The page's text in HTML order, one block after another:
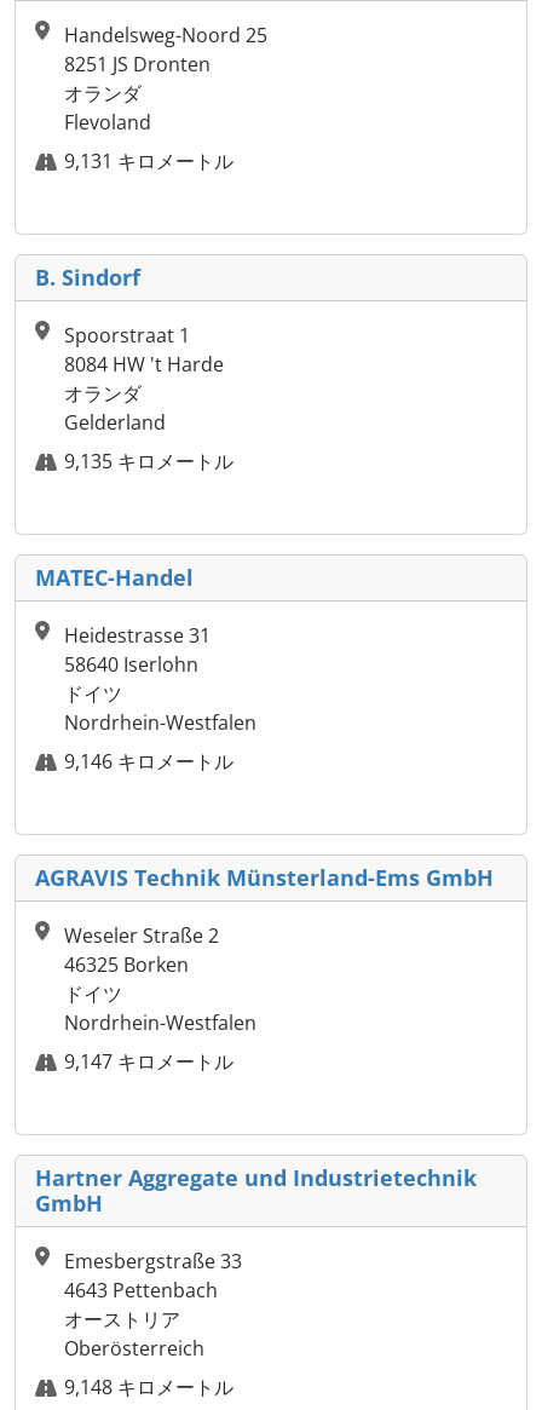
Handelsweg-Noord 25
8251 JS Dronten
オランダ
Flevoland
9,131 キロメートル
B. Sindorf
Spoorstraat 1
8084 HW 't Harde
オランダ
Gelderland
9,135 キロメートル
MATEC-Handel
Heidestrasse 31
58640 Iserlohn
ドイツ
Nordrhein-Westfalen
9,146 キロメートル
AGRAVIS Technik Münsterland-Ems GmbH
Weseler Straße 2
46325 Borken
ドイツ
Nordrhein-Westfalen
9,147 キロメートル
Hartner Aggregate und Industrietechnik
GmbH
Emesbergstraße 33
4643 Pettenbach
オーストリア
Oberösterreich
9,148 キロメートル